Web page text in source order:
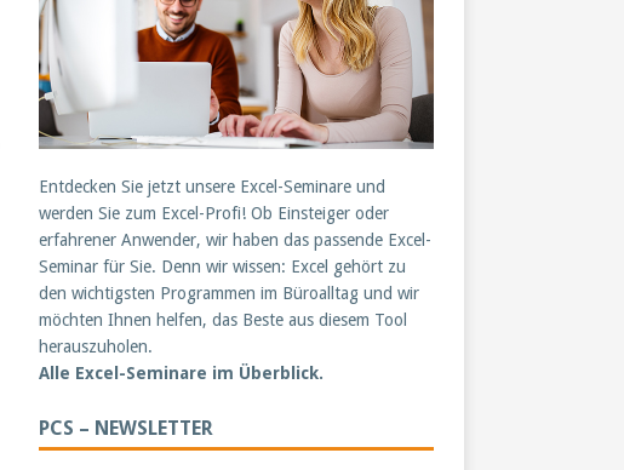
Entdecken Sie jetzt unsere Excel-Seminare und
werden Sie zum Excel-Profi! Ob Einsteiger oder
erfahrener Anwender, wir haben das passende Excel-
Seminar für Sie. Denn wir wissen: Excel gehört zu
den wichtigsten Programmen im Büroalltag und wir
möchten Ihnen helfen, das Beste aus diesem Tool
herauszuholen.
Alle Excel-Seminare im Überblick.
PCS – NEWSLETTER